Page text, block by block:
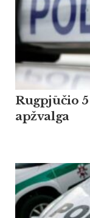
Rugpjūčio
apžvalga